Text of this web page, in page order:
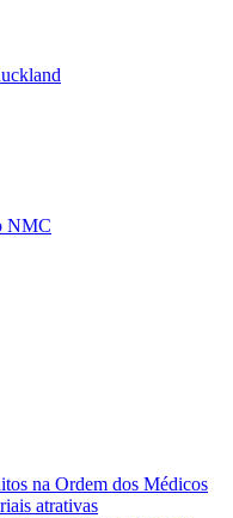
NMC
na Ordem dos Médicos
atrativas